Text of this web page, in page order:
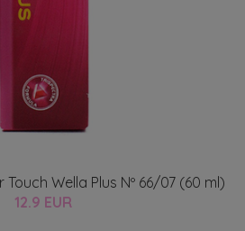
Wella Plus Nº 66/07 (60 ml)
12.9 EUR